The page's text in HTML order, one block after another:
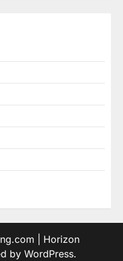
| Horizon
by WordPress.